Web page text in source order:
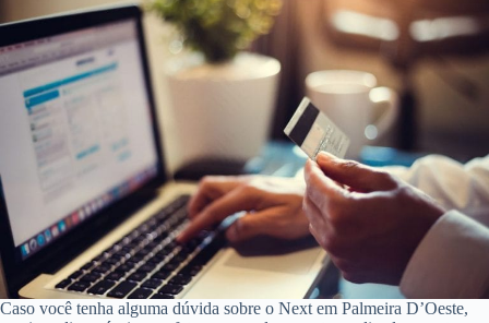
Caso você tenha alguma dúvida sobre o Next em Palmeira D’Oeste,